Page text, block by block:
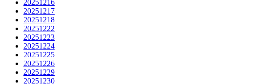
20251216
20251217
20251218
20251222
20251223
20251224
20251225
20251226
20251229
20251230